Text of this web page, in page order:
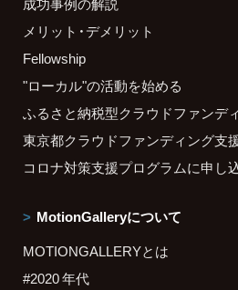
メリット・デメリット
Fellowship
"ローカル"の活動を始める
ふるさと納税型クラウドファンデ
東京都クラウドファンディング支
コロナ対策支援プログラムに申し
MotionGalleryについて
MOTIONGALLERYとは
#2020 年代